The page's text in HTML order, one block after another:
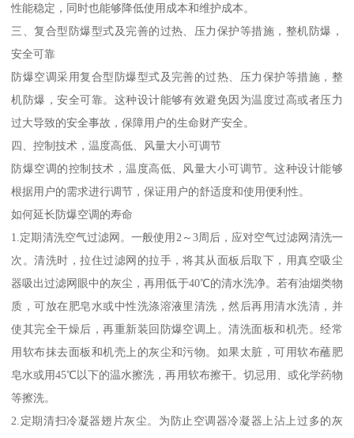
性能稳定，同时也能够降低使用成本和维护成本。
三、复合型防爆型式及完善的过热、压力保护等措施，整机防爆，
安全可靠
防爆空调采用复合型防爆型式及完善的过热、压力保护等措施，整
机防爆，安全可靠。这种设计能够有效避免因为温度过高或者压力
过大导致的安全事故，保障用户的生命财产安全。
四、控制技术，温度高低、风量大小可调节
防爆空调的控制技术，温度高低、风量大小可调节。这种设计能够
根据用户的需求进行调节，保证用户的舒适度和使用便利性。
如何延长防爆空调的寿命
1.定期清洗空气过滤网。一般使用2～3周后，应对空气过滤网清洗一
次。清洗时，拉住过滤网的拉手，将其从面板后取下，用真空吸尘
器吸出过滤网眼中的灰尘，再用低于40℃的清水洗净。若有油烟类物
质，可放在肥皂水或中性洗涤溶液里清洗，然后再用清水洗清，并
使其完全干燥后，再重新装回防爆空调上。清洗面板和机壳。经常
用软布抹去面板和机壳上的灰尘和污物。如果太脏，可用软布蘸肥
皂水或用45℃以下的温水擦洗，再用软布擦干。切忌用、或化学药物
等擦洗。
2.定期清扫冷凝器翅片灰尘。为防止空调器冷凝器上沾上过多的灰